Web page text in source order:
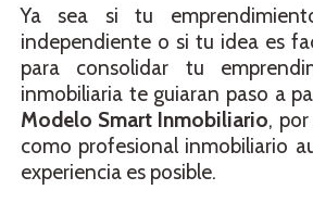
Ya sea si tu
independiente o si tu idea es
para consolidar tu
inmobiliaria te guiaran paso a
Modelo Smart Inmobiliario,
como profesional inmobiliario
experiencia es posible.